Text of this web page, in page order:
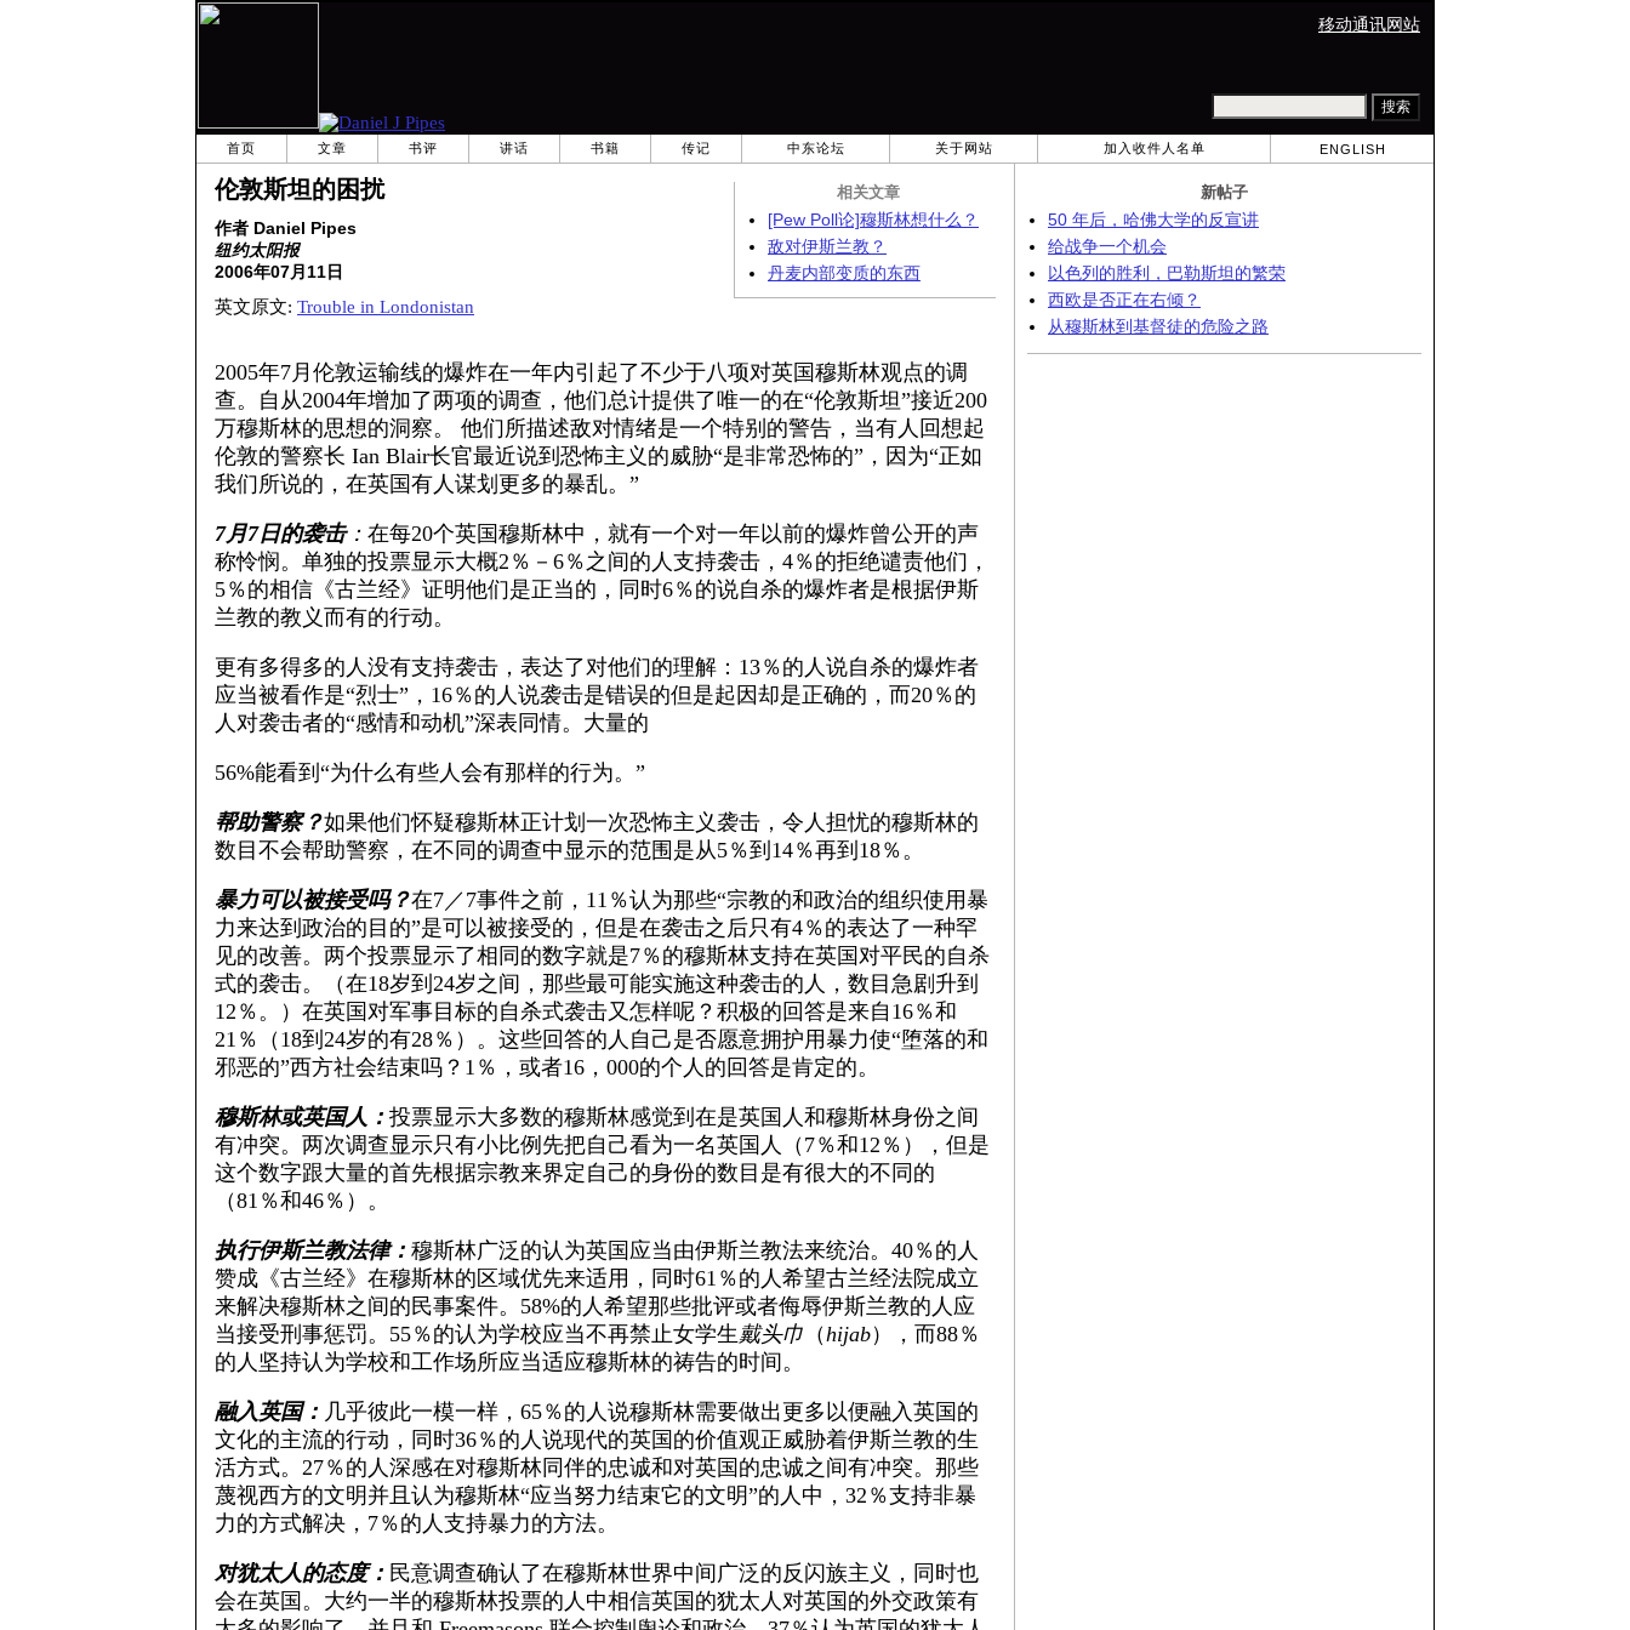
移动通讯网站
首页 文章 书评 讲话 书籍 传记 中东论坛 关于网站 加入收件人名单 ENGLISH
相关文章
[Pew Poll论]穆斯林想什么？
敌对伊斯兰教？
丹麦内部变质的东西
伦敦斯坦的困扰
作者 Daniel Pipes
纽约太阳报
2006年07月11日
英文原文: Trouble in Londonistan
2005年7月伦敦运输线的爆炸在一年内引起了不少于八项对英国穆斯林观点的调
查。自从2004年增加了两项的调查，他们总计提供了唯一的在“伦敦斯坦”接近200
万穆斯林的思想的洞察。 他们所描述敌对情绪是一个特别的警告，当有人回想起
伦敦的警察长 Ian Blair长官最近说到恐怖主义的威胁“是非常恐怖的”，因为“正如
我们所说的，在英国有人谋划更多的暴乱。”
7月7日的袭击： 在每20个英国穆斯林中，就有一个对一年以前的爆炸曾公开的声
称怜悯。单独的投票显示大概2％－6％之间的人支持袭击，4％的拒绝谴责他们，
5％的相信《古兰经》证明他们是正当的，同时6％的说自杀的爆炸者是根据伊斯
兰教的教义而有的行动。
更有多得多的人没有支持袭击，表达了对他们的理解：13％的人说自杀的爆炸者
应当被看作是“烈士”，16％的人说袭击是错误的但是起因却是正确的，而20％的
人对袭击者的“感情和动机”深表同情。大量的
56%能看到“为什么有些人会有那样的行为。”
帮助警察？如果他们怀疑穆斯林正计划一次恐怖主义袭击，令人担忧的穆斯林的
数目不会帮助警察，在不同的调查中显示的范围是从5％到14％再到18％。
暴力可以被接受吗？在7／7事件之前，11％认为那些“宗教的和政治的组织使用暴
力来达到政治的目的”是可以被接受的，但是在袭击之后只有4％的表达了一种罕
见的改善。两个投票显示了相同的数字就是7％的穆斯林支持在英国对平民的自杀
式的袭击。（在18岁到24岁之间，那些最可能实施这种袭击的人，数目急剧升到
12％。）在英国对军事目标的自杀式袭击又怎样呢？积极的回答是来自16％和
21％（18到24岁的有28％）。这些回答的人自己是否愿意拥护用暴力使“堕落的和
邪恶的”西方社会结束吗？1％，或者16，000的个人的回答是肯定的。
穆斯林或英国人： 投票显示大多数的穆斯林感觉到在是英国人和穆斯林身份之间
有冲突。两次调查显示只有小比例先把自己看为一名英国人（7％和12％），但是
这个数字跟大量的首先根据宗教来界定自己的身份的数目是有很大的不同的
（81％和46％）。
执行伊斯兰教法律： 穆斯林广泛的认为英国应当由伊斯兰教法来统治。40％的人
赞成《古兰经》在穆斯林的区域优先来适用，同时61％的人希望古兰经法院成立
来解决穆斯林之间的民事案件。58%的人希望那些批评或者侮辱伊斯兰教的人应
当接受刑事惩罚。55％的认为学校应当不再禁止女学生戴头巾 （hijab），而88％
的人坚持认为学校和工作场所应当适应穆斯林的祷告的时间。
融入英国： 几乎彼此一模一样，65％的人说穆斯林需要做出更多以便融入英国的
文化的主流的行动，同时36％的人说现代的英国的价值观正威胁着伊斯兰教的生
活方式。27％的人深感在对穆斯林同伴的忠诚和对英国的忠诚之间有冲突。那些
蔑视西方的文明并且认为穆斯林“应当努力结束它的文明”的人中，32％支持非暴
力的方式解决，7％的人支持暴力的方法。
对犹太人的态度： 民意调查确认了在穆斯林世界中间广泛的反闪族主义，同时也
会在英国。大约一半的穆斯林投票的人中相信英国的犹太人对英国的外交政策有
新帖子
50 年后，哈佛大学的反宣讲
给战争一个机会
以色列的胜利，巴勒斯坦的繁荣
西欧是否正在右倾？
从穆斯林到基督徒的危险之路